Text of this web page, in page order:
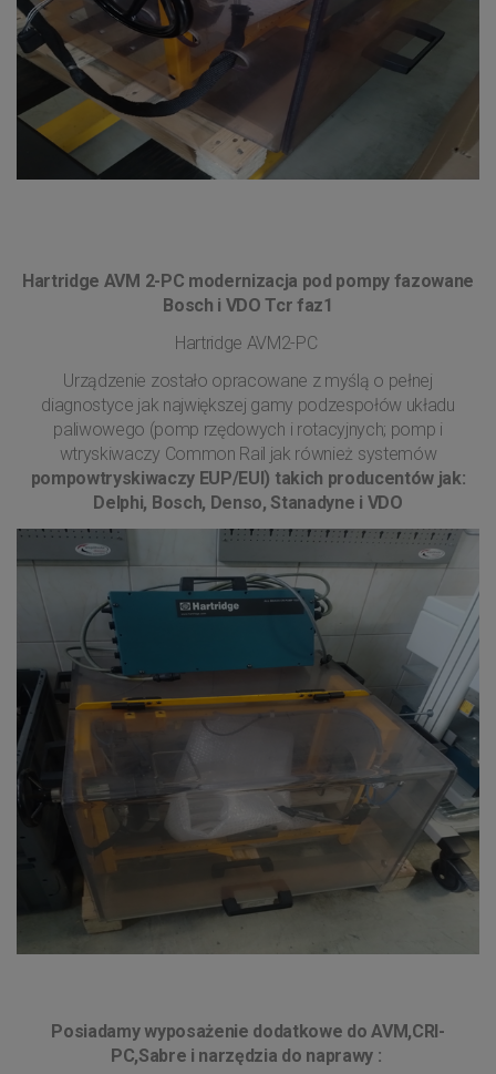
Hartridge AVM 2-PC modernizacja pod pompy fazowane
Bosch i VDO Tcr faz1
Hartridge AVM2-PC
Urządzenie zostało opracowane z myślą o pełnej
diagnostyce jak największej gamy podzespołów układu
paliwowego (pomp rzędowych i rotacyjnych; pomp i
wtryskiwaczy Common Rail jak również systemów
pompowtryskiwaczy EUP/EUI) takich producentów jak:
Delphi, Bosch, Denso, Stanadyne i VDO
Posiadamy wyposażenie dodatkowe do AVM,CRI-
PC,Sabre i narzędzia do naprawy :